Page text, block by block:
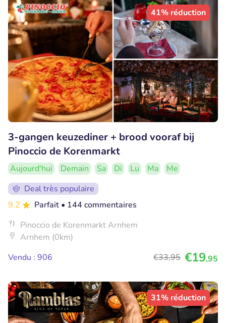
41% réduction
3-gangen keuzediner + brood vooraf bij
Pinoccio de Korenmarkt
Aujourd'hui Demain Sa Di Lu Ma
Me
Deal très populaire
9.2
Parfait • 144 commentaires
Pinoccio de Korenmarkt Arnhem
Arnhem (0km)
Vendu : 906
€33,95 €19,95
31% réduction